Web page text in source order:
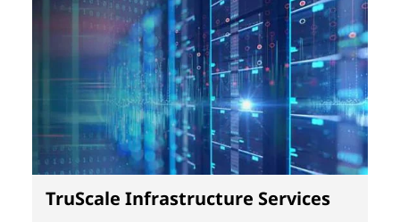
TruScale Infrastructure Services